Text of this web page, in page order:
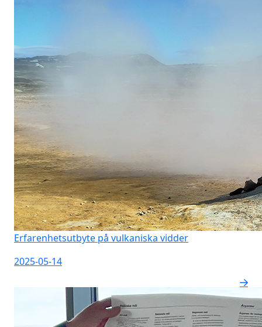
Erfarenhetsutbyte på vulkaniska vidder
2025-05-14